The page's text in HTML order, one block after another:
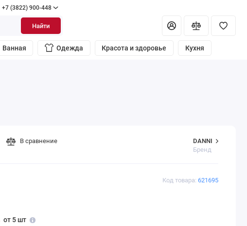
+7 (3822) 900-448
Найти
Ванная Одежда Красота и здоровье Кухня
Код товара: 621695
DANNI
Бренд
от 5 шт
В сравнение